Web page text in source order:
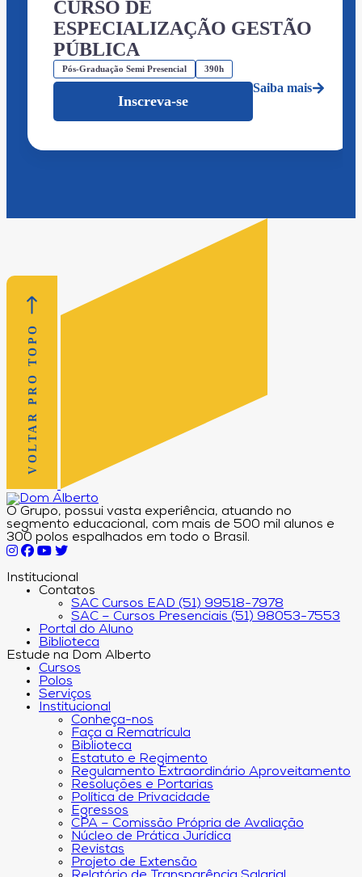
CURSO DE
ESPECIALIZAÇÃO GESTÃO
PÚBLICA
Pós-Graduação Semi Presencial 390h
Inscreva-se
Saiba mais
VOLTAR PRO TOPO
O Grupo, possui vasta experiência, atuando no
segmento educacional, com mais de 500 mil alunos e
300 polos espalhados em todo o Brasil.
Institucional
Contatos
SAC Cursos EAD (51) 99518-7978
SAC – Cursos Presenciais (51) 98053-7553
Portal do Aluno
Biblioteca
Estude na Dom Alberto
Cursos
Polos
Serviços
Institucional
Conheça-nos
Faça a Rematrícula
Biblioteca
Estatuto e Regimento
Regulamento Extraordinário Aproveitamento
Resoluções e Portarias
Política de Privacidade
Egressos
CPA – Comissão Própria de Avaliação
Núcleo de Prática Jurídica
Revistas
Projeto de Extensão